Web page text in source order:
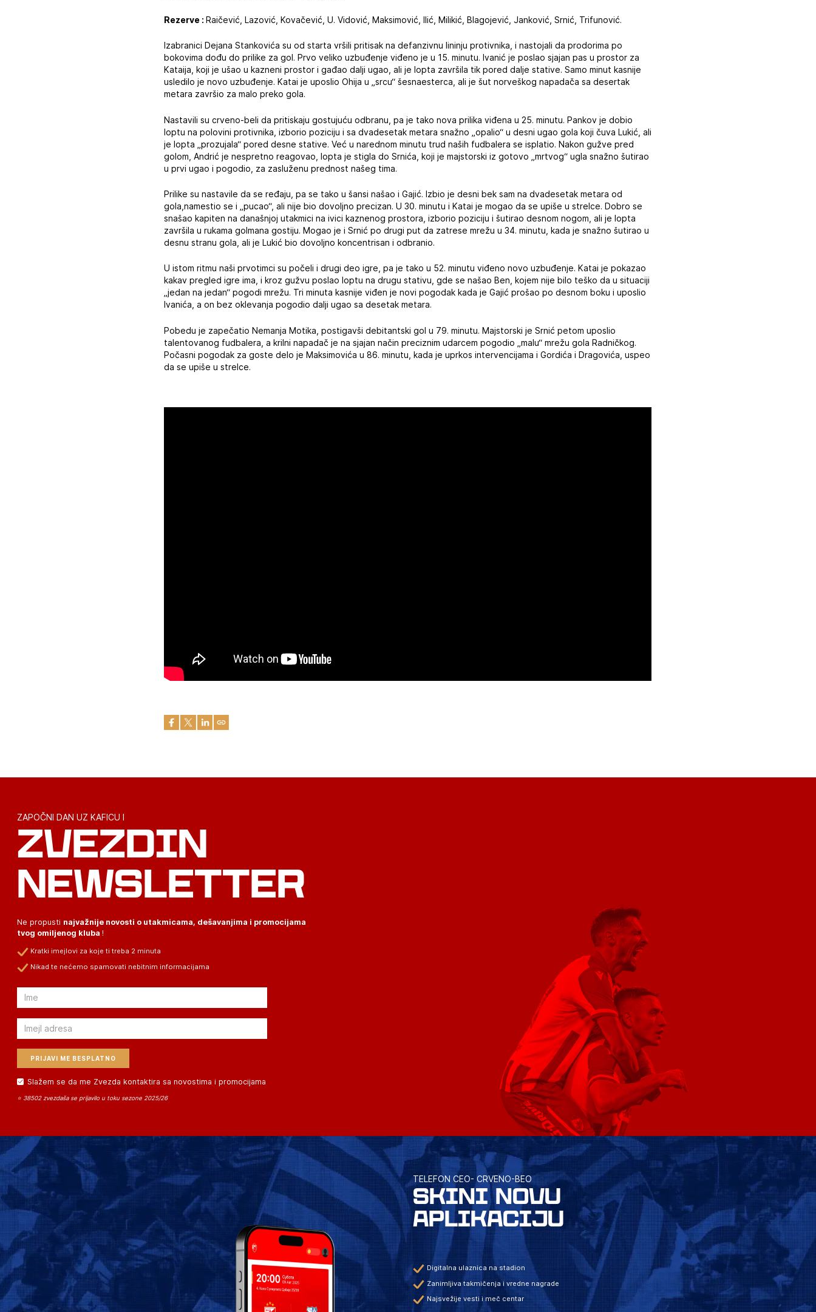
Rezerve :Raičević, Lazović, Kovačević, U. Vidović, Maksimović, Ilić, Milikić, Blagojević, Janković, Srnić, Trifunović.
Izabranici Dejana Stankovića su od starta vršili pritisak na defanzivnu lininju protivnika, i nastojali da prodorima po
bokovima dođu do prilike za gol. Prvo veliko uzbuđenje viđeno je u 15. minutu. Ivanić je poslao sjajan pas u prostor za
Kataija, koji je ušao u kazneni prostor i gađao dalji ugao, ali je lopta završila tik pored dalje stative. Samo minut kasnije
usledilo je novo uzbuđenje. Katai je uposlio Ohija u „srcu“ šesnaesterca, ali je šut norveškog napadača sa desertak
metara završio za malo preko gola.
Nastavili su crveno-beli da pritiskaju gostujuću odbranu, pa je tako nova prilika viđena u 25. minutu. Pankov je dobio
loptu na polovini protivnika, izborio poziciju i sa dvadesetak metara snažno „opalio“ u desni ugao gola koji čuva Lukić, ali
je lopta „prozujala“ pored desne stative. Već u narednom minutu trud naših fudbalera se isplatio. Nakon gužve pred
golom, Andrić je nespretno reagovao, lopta je stigla do Srnića, koji je majstorski iz gotovo „mrtvog“ ugla snažno šutirao
u prvi ugao i pogodio, za zasluženu prednost našeg tima.
Prilike su nastavile da se ređaju, pa se tako u šansi našao i Gajić. Izbio je desni bek sam na dvadesetak metara od
gola,namestio se i „pucao“, ali nije bio dovoljno precizan. U 30. minutu i Katai je mogao da se upiše u strelce. Dobro se
snašao kapiten na današnjoj utakmici na ivici kaznenog prostora, izborio poziciju i šutirao desnom nogom, ali je lopta
završila u rukama golmana gostiju. Mogao je i Srnić po drugi put da zatrese mrežu u 34. minutu, kada je snažno šutirao u
desnu stranu gola, ali je Lukić bio dovoljno koncentrisan i odbranio.
U istom ritmu naši prvotimci su počeli i drugi deo igre, pa je tako u 52. minutu viđeno novo uzbuđenje. Katai je pokazao
kakav pregled igre ima, i kroz gužvu poslao loptu na drugu stativu, gde se našao Ben, kojem nije bilo teško da u situaciji
„jedan na jedan“ pogodi mrežu. Tri minuta kasnije viđen je novi pogodak kada je Gajić prošao po desnom boku i uposlio
Ivanića, a on bez oklevanja pogodio dalji ugao sa desetak metara.
Pobedu je zapečatio Nemanja Motika, postigavši debitantski gol u 79. minutu. Majstorski je Srnić petom uposlio
talentovanog fudbalera, a krilni napadač je na sjajan način preciznim udarcem pogodio „malu“ mrežu gola Radničkog.
Počasni pogodak za goste delo je Maksimovića u 86. minutu, kada je uprkos intervencijama i Gordića i Dragovića, uspeo
da se upiše u strelce.
ZAPOČNI DAN UZ KAFICU I
ZVEZDIN
NEWSLETTER
Ne propusti najvažnije novosti o utakmicama, dešavanjima i promocijama
tvog omiljenog kluba !
Kratki imejlovi za koje ti treba 2 minuta
Nikad te nećemo spamovati nebitnim informacijama
Email
Email
Slažem se da me Zvezda kontaktira sa novostima i promocijama
⭐ 38502 zvezdaša se prijavilo u toku sezone 2025/26
TELEFON CEO- CRVENO-BEO
SKINI NOVU
APLIKACIJU
Digitalna ulaznica na stadion
Zanimljiva takmičenja i vredne nagrade
Najsvežije vesti i meč centar